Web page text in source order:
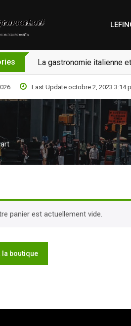
La gastronomie italienne
Last Update octobre 2, 2023 3:14
panier est actuellement vide.
la boutique